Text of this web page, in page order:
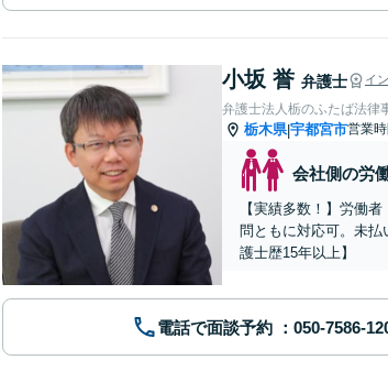
小坂 誉 弁護士 イ
弁護士法人栃のふたば法律
栃木県|宇都宮市営業
会社側の労
【実績多数！】労働
問ともに対応可。未
護士歴15年以上】
電話で面談予約